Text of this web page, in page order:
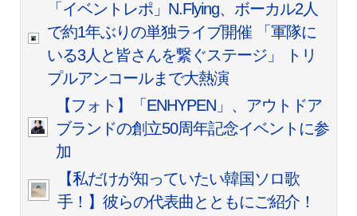
「イベントレポ」N.Flying、ボーカル2人
で約1年ぶりの単独ライブ開催 「軍隊に
いる3人と皆さんを繋ぐステージ」 トリ
プルアンコールまで大熱演
【フォト】「ENHYPEN」、アウトドア
ブランドの創立50周年記念イベントに参
加
【私だけが知っていたい韓国ソロ歌
手！】彼らの代表曲とともにご紹介！